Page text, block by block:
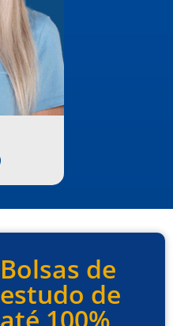
Bolsas de
estudo de